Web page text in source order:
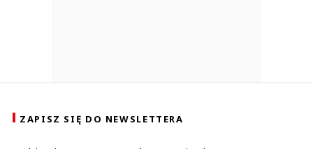
ZAPISZ SIĘ DO NEWSLETTERA